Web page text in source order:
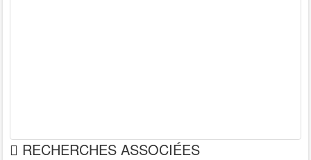
RECHERCHES ASSOCIÉES